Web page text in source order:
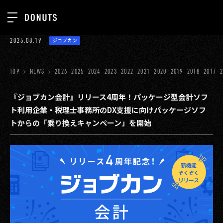
ジョブカン
ゲーム
ミクチャ
医療(CLIUS)
出版メディア
美少女図鑑
イベント
タテドラ
TOP
ABOUT
SERVICES
GROUP
RECRUIT
CONTACT
2025.08.19 ジョブカン
TOP NEWS 2026 2025 2024 2023 2022 2021 2020 2019 2018 2017
『ジョブカン会計』リリース4周年！パッケージ型会計ソフ
ト利用企業・税理士事務所のDX支援に向けパッケージソフ
トからの「乗り換えキャンペーン」を開始